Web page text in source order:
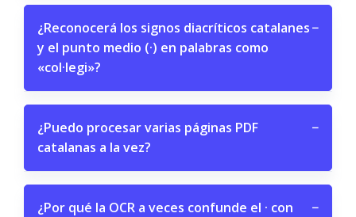
¿Reconocerá los signos diacríticos catalanes
y el punto medio (·) en palabras como
«col·legi»?
−
¿Puedo procesar varias páginas PDF
catalanas a la vez?
−
¿Por qué la OCR a veces confunde el · con
−